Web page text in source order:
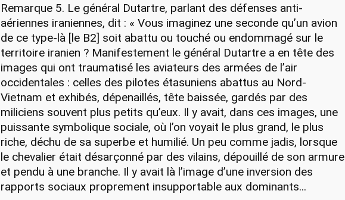
Remarque 5. Le général Dutartre, parlant des défenses anti-
aériennes iraniennes, dit : « Vous imaginez une seconde qu’un avion
de ce type-là [le B2] soit abattu ou touché ou endommagé sur le
territoire iranien ? Manifestement le général Dutartre a en tête des
images qui ont traumatisé les aviateurs des armées de l’air
occidentales : celles des pilotes étasuniens abattus au Nord-
Vietnam et exhibés, dépenaillés, tête baissée, gardés par des
miliciens souvent plus petits qu’eux. Il y avait, dans ces images, une
puissante symbolique sociale, où l’on voyait le plus grand, le plus
riche, déchu de sa superbe et humilié. Un peu comme jadis, lorsque
le chevalier était désarçonné par des vilains, dépouillé de son armure
et pendu à une branche. Il y avait là l’image d’une inversion des
rapports sociaux proprement insupportable aux dominants...